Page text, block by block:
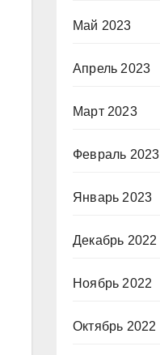
Май 2023
Апрель 2023
Март 2023
Февраль 2023
Январь 2023
Декабрь 2022
Ноябрь 2022
Октябрь 2022